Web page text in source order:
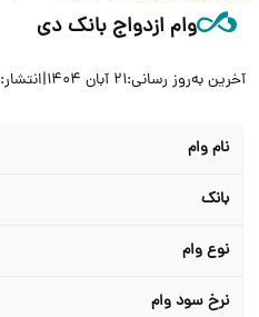
وام ازدواج بانک دی
به‌روز رسانی:21 آبان 1404 |انتشار:22 مهر 1404
نام وام
بانک
نوع وام
نرخ سود وام